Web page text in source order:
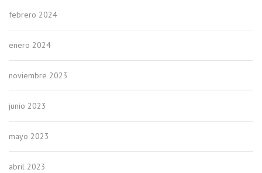
febrero 2024
enero 2024
noviembre 2023
junio 2023
mayo 2023
abril 2023